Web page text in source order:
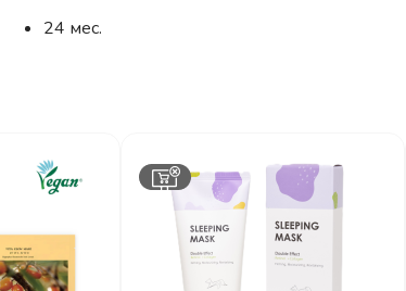
24 мес.